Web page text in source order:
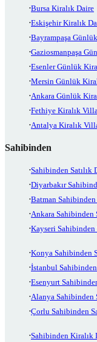
Bursa Kiralık Daire
Eskişehir Kiralık
Bayrampaşa
Gaziosmanpaşa
Esenler Günlük
Mersin Günlük
Ankara Günlük
Fethiye Kiralık
Antalya Kiralık
Sahibinden
Sahibinden Satılık
Diyarbakır
Batman Sahibinden
Ankara Sahibinden
Kayseri Sahibinden
Konya Sahibinden
İstanbul Sahibinden
Esenyurt
Alanya Sahibinden
Çorlu Sahibinden
Sahibinden Kiralık